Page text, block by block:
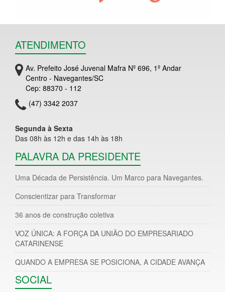
ATENDIMENTO
Av. Prefeito José Juvenal Mafra Nº 696, 1º Andar
Centro - Navegantes/SC
Cep: 88370 - 112
(47) 3342 2037
Segunda à Sexta
Das 08h às 12h e das 14h às 18h
PALAVRA DA PRESIDENTE
Uma Década de Persistência. Um Marco para Navegantes.
Conscientizar para Transformar
36 anos de construção coletiva
VOZ ÚNICA: A FORÇA DA UNIÃO DO EMPRESARIADO
CATARINENSE
QUANDO A EMPRESA SE POSICIONA, A CIDADE AVANÇA
SOCIAL